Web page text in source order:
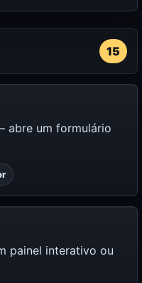
15
abre um formulário
painel interativo ou